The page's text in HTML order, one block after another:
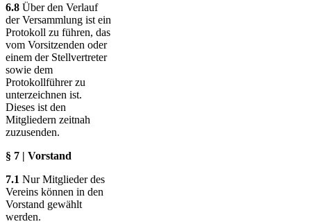
6.8 Über den Verlauf
der Versammlung ist ein
Protokoll zu führen, das
vom Vorsitzenden oder
einem der Stellvertreter
sowie dem
Protokollführer zu
unterzeichnen ist.
Dieses ist den
Mitgliedern zeitnah
zuzusenden.
§ 7 | Vorstand
7.1 Nur Mitglieder des
Vereins können in den
Vorstand gewählt
werden.